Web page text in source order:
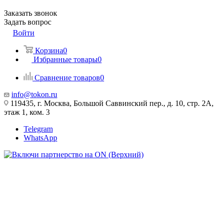
Заказать звонок
Задать вопрос
Войти
Корзина0
Избранные товары0
Сравнение товаров0
info@tokon.ru
119435, г. Москва, Большой Саввинский пер., д. 10, стр. 2А,
этаж 1, ком. 3
Telegram
WhatsApp